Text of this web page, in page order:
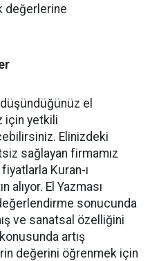
değerlerine
el
için yetkili
Elinizdeki
sağlayan firmamız
Kuran-ı
alıyor. El Yazması
sonucunda
ve sanatsal özelliğini
artış
değerini öğrenmek için